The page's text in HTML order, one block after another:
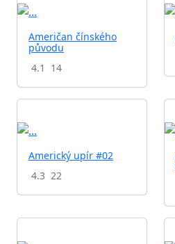
Američan čínského
původu
4.1
14
Americký upír #02
4.3 22